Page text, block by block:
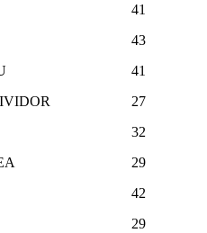
41
43
41
27
32
29
42
29